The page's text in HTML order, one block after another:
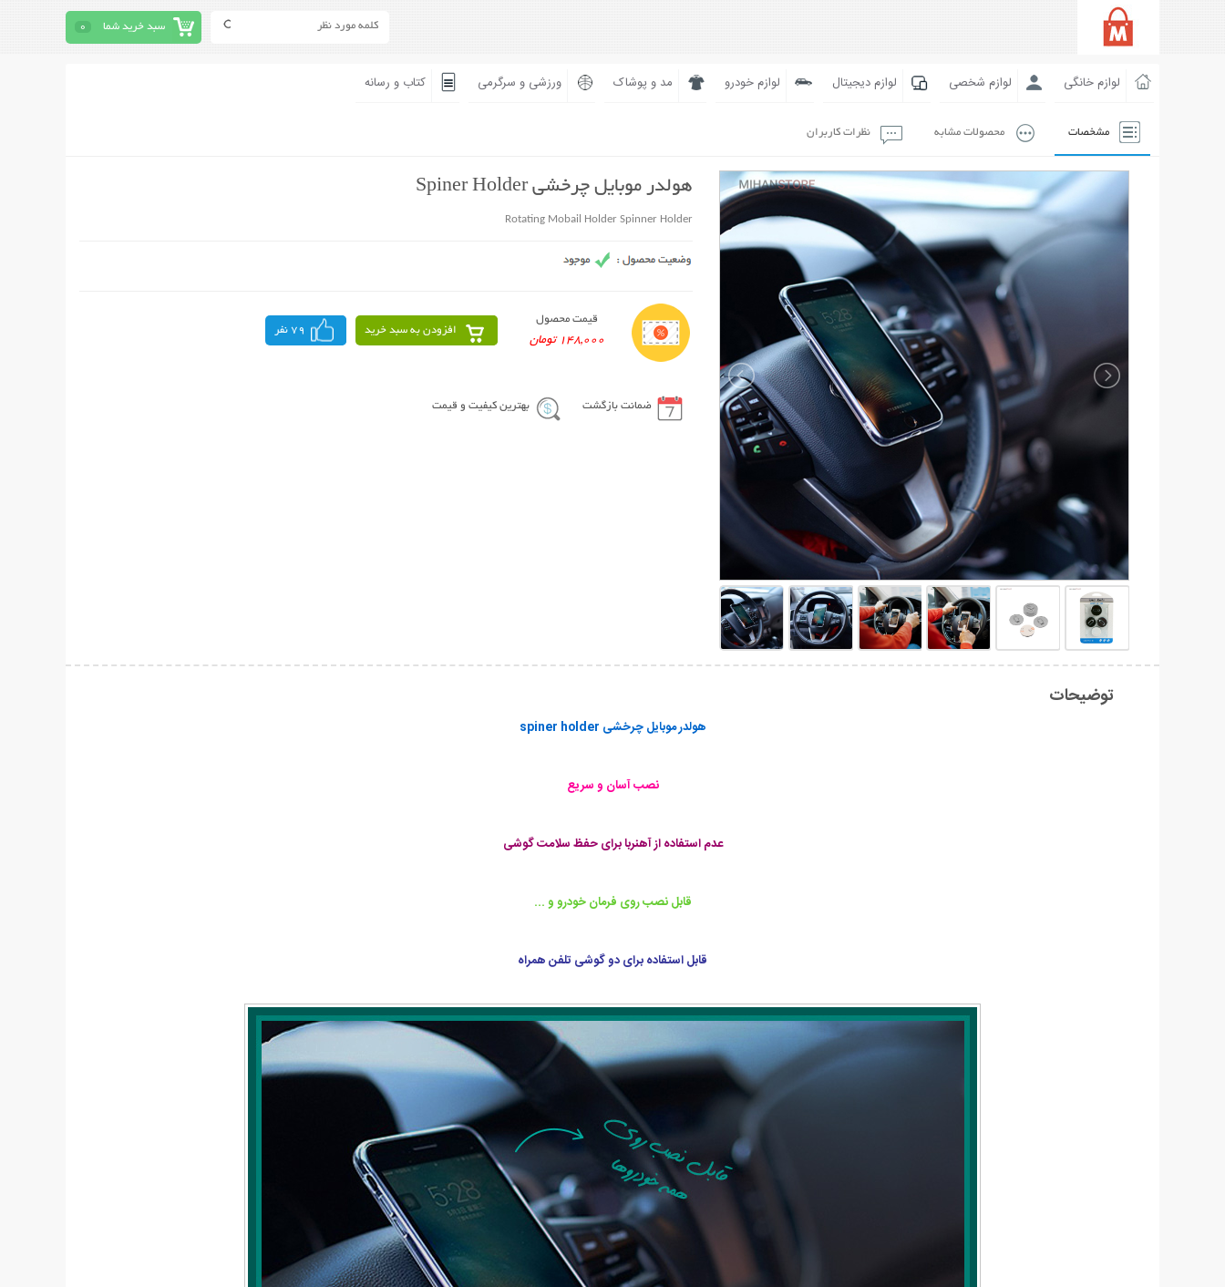
سبد خرید شما 0
لوازم خانگی لوازم شخصی لوازم دیجیتال لوازم خودرو مد و پوشاک ورزشی و سرگرمی کتاب و رسانه
مشخصات محصولات مشابه نظرات کاربران
هولدر موبایل چرخشی Spiner Holder
Rotating Mobail Holder Spinner Holder
قیمت محصول
148,000 تومان
افزودن به سبد خرید 79 نفر
ضمانت بازگشت بهترین کیفیت و قیمت
توضیحات
هولدر موبایل چرخشی spiner holder
نصب آسان و سریع
عدم استفاده از آهنربا برای حفظ سلامت گوشی
قابل نصب روی فرمان خودرو و ...
قابل استفاده برای دو گوشی تلفن همراه